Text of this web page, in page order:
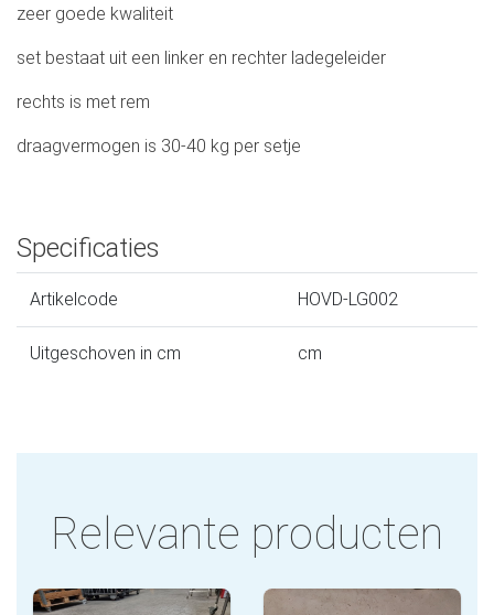
zeer goede kwaliteit
set bestaat uit een linker en rechter ladegeleider
rechts is met rem
draagvermogen is 30-40 kg per setje
Specificaties
Artikelcode HOVD-LG002
Uitgeschoven in cm cm
Relevante producten